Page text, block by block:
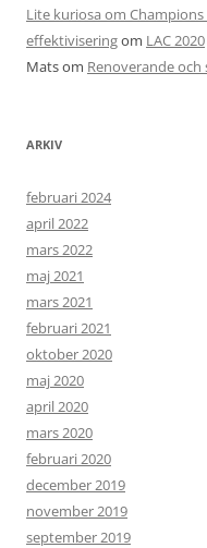
Lite kuriosa om
effektiviseringom LAC 2020
Matsom Renoverande och
ARKIV
februari 2024
april 2022
mars 2022
maj 2021
mars 2021
februari 2021
oktober 2020
maj 2020
april 2020
mars 2020
februari 2020
december 2019
november 2019
september 2019